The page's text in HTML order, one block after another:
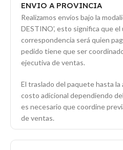
ENVIO A PROVINCIA
Realizamos envíos bajo la
DESTINO’, esto significa que
correspondencia será quien
pedido tiene que ser
ejecutiva de ventas.
El traslado del paquete hasta
costo adicional dependiendo
es necesario que coordine
de ventas.